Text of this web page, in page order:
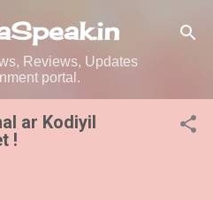
content
Reviews, Updates
portal.
ar Kodiyil
!